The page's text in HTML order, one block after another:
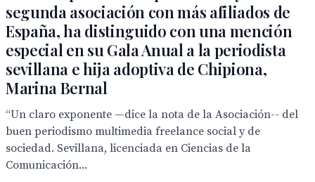
segunda asociación con más afiliados de
España, ha distinguido con una mención
especial en su Gala Anual a la periodista
sevillana e hija adoptiva de Chipiona,
Marina Bernal
“Un claro exponente —dice la nota de la Asociación-- del
buen periodismo multimedia freelance social y de
sociedad. Sevillana, licenciada en Ciencias de la
Comunicación...